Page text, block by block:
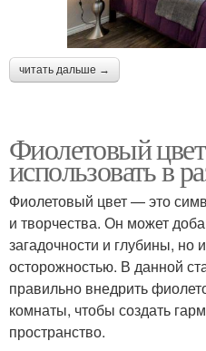
читать дальше →
Фиолетовый
использовать в
Фиолетовый цвет — это
и творчества. Он может
загадочности и глубины, но
осторожностью. В данной
правильно внедрить
комнаты, чтобы создать
пространство.